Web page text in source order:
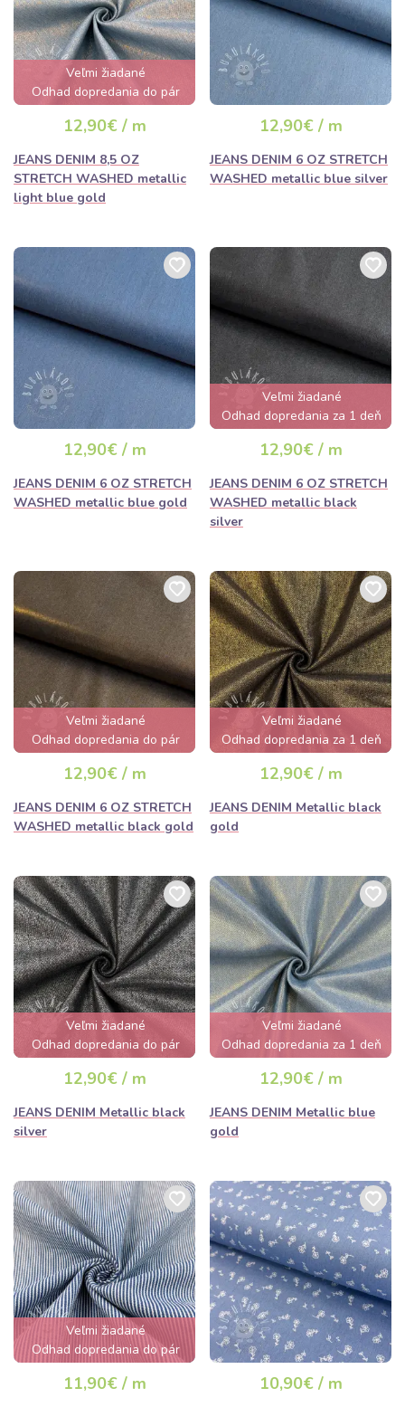
Veľmi žiadané
Odhad dopredania do pár
hodín
12,90€ / m
JEANS DENIM 8,5 OZ
STRETCH WASHED metallic
light blue gold
12,90€ / m
JEANS DENIM 6 OZ STRETCH
WASHED metallic blue silver
12,90€ / m
JEANS DENIM 6 OZ STRETCH
WASHED metallic blue gold
Veľmi žiadané
Odhad dopredania za 1 deň
12,90€ / m
JEANS DENIM 6 OZ STRETCH
WASHED metallic black
silver
Veľmi žiadané
Odhad dopredania do pár
hodín
12,90€ / m
JEANS DENIM 6 OZ STRETCH
WASHED metallic black gold
Veľmi žiadané
Odhad dopredania za 1 deň
12,90€ / m
JEANS DENIM Metallic black
gold
Veľmi žiadané
Odhad dopredania do pár
hodín
12,90€ / m
JEANS DENIM Metallic black
silver
Veľmi žiadané
Odhad dopredania za 1 deň
12,90€ / m
JEANS DENIM Metallic blue
gold
Veľmi žiadané
Odhad dopredania do pár
hodín
11,90€ / m 10,90€ / m